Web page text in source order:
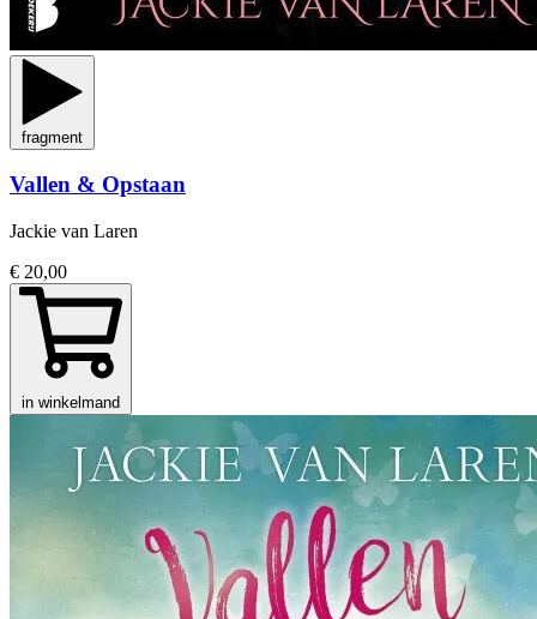
fragment
Vallen & Opstaan
Jackie van Laren
€ 20,00
in winkelmand